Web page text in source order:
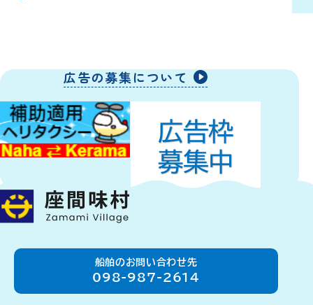
広告の募集について
船舶のお問い合わせ先
098-987-2614